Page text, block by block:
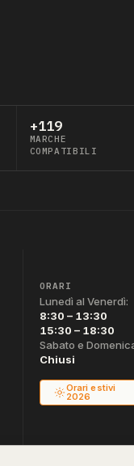
+119
MARCHE
COMPATIBILI
ORARI
Lunedì al Venerdì:
8:30 – 13:30
15:30 – 18:30
Sabato e
Chiusi
Orari estivi
2026